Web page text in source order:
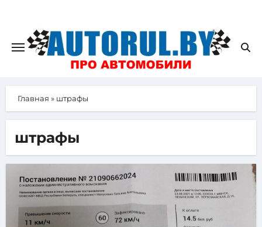
Главная » штрафы
штрафы